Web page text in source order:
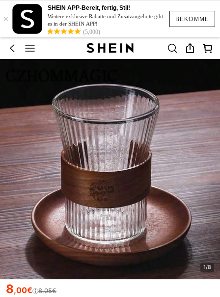
BEKOMME
×
SHEIN APP-Bereit, fertig, Stil!
Weitere exklusive Rabatte und Zusatzangebote gibt
es in der SHEIN APP!
(5,000)
1/8
8,00€ 8,05€